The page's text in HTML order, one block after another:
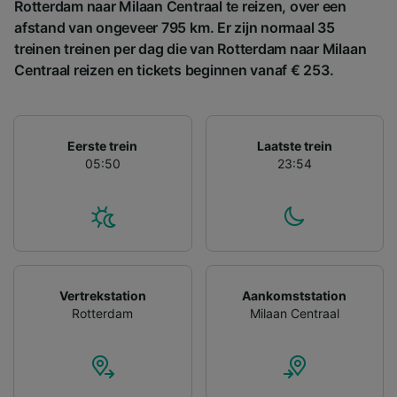
Rotterdam naar Milaan Centraal te reizen, over een
afstand van ongeveer 795 km. Er zijn normaal 35
treinen treinen per dag die van Rotterdam naar Milaan
Centraal reizen en tickets beginnen vanaf € 253.
Eerste trein
05:50
Laatste trein
23:54
Vertrekstation
Rotterdam
Aankomststation
Milaan Centraal
Partnerlijst (derden)